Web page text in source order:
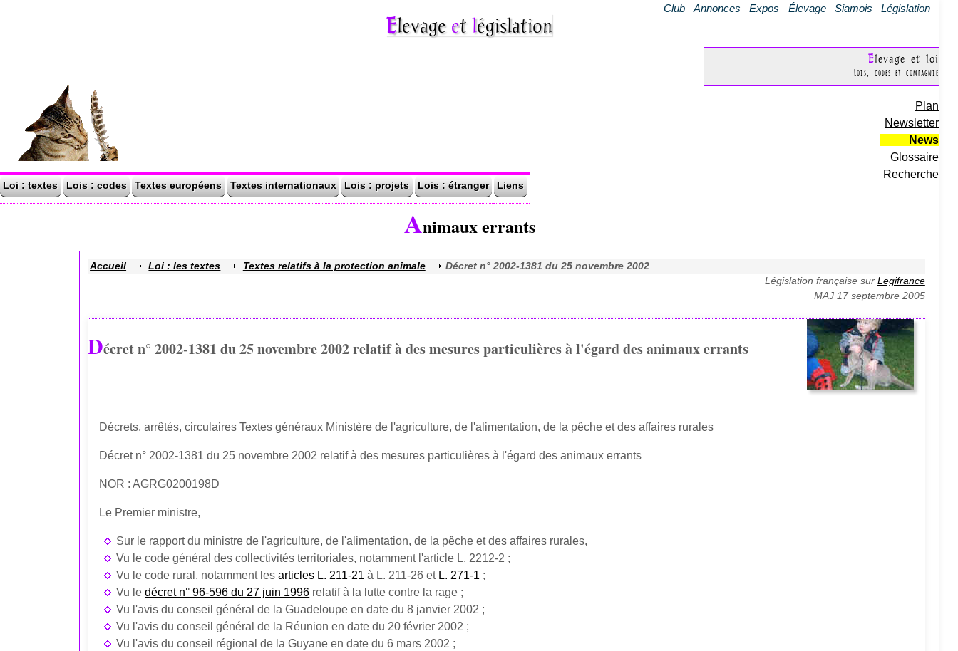
Club Annonces Expos Élevage Siamois Législation
Elevage et législation
Elevage et loi
Lois, codes et compagnie
Plan
Newsletter
News
Glossaire
Recherche
Loi : textes Lois : codes Textes européens Textes internationaux Lois : projets Lois : étranger Liens
Animaux errants
Accueil Loi : les textes Textes relatifs à la protection animale
Décret n° 2002-1381 du 25 novembre 2002
Législation française sur Legifrance
MAJ 17 septembre 2005
Décret n° 2002-1381 du 25 novembre 2002 relatif à des mesures particulières à l'égard des animaux errants
Décrets, arrêtés, circulaires Textes généraux Ministère de l'agriculture, de l'alimentation, de la pêche et des affaires rurales
Décret n° 2002-1381 du 25 novembre 2002 relatif à des mesures particulières à l'égard des animaux errants
NOR : AGRG0200198D
Le Premier ministre,
Sur le rapport du ministre de l'agriculture, de l'alimentation, de la pêche et des affaires rurales,
Vu le code général des collectivités territoriales, notamment l'article L. 2212-2 ;
Vu le code rural, notamment lesarticles L. 211-21 à L. 211-26 et L. 271-1 ;
Vu ledécret n° 96-596 du 27 juin 1996 relatif à la lutte contre la rage ;
Vu l'avis du conseil général de la Guadeloupe en date du 8 janvier 2002 ;
Vu l'avis du conseil général de la Réunion en date du 20 février 2002 ;
Vu l'avis du conseil régional de la Guyane en date du 6 mars 2002 ;